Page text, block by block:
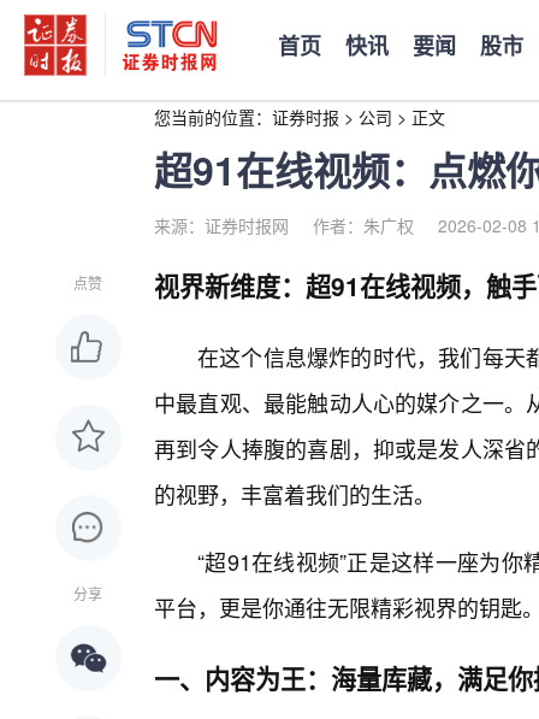
首页 快讯 要闻 股市
您当前的位置： 证券时报 > 公司 > 正文
超91在线视频：点燃
来源：证券时报网 作者：朱广权 2026-02-08
点赞
分享
视界新维度：超91在线视频，触
在这个信息爆炸的时代，我们每天
中最直观、最能触动人心的媒介之一
再到令人捧腹的喜剧，抑或是发人深
的视野，丰富着我们的生活。
“超91在线视频”正是这样一座为
平台，更是你通往无限精彩视界的钥匙
一、内容为王：海量库藏，满足